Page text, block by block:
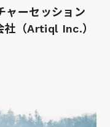
ャーセッション
社（Artiql Inc.）